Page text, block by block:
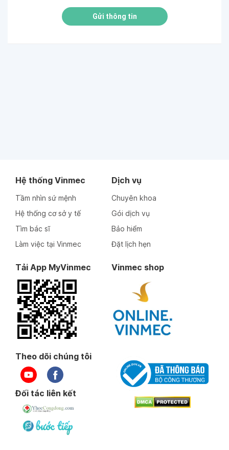
Gửi thông tin
Hệ thống Vinmec
Tầm nhìn sứ mệnh
Hệ thống cơ sở y tế
Tìm bác sĩ
Làm việc tại Vinmec
Dịch vụ
Chuyên khoa
Gói dịch vụ
Bảo hiểm
Đặt lịch hẹn
Tải App MyVinmec Vinmec shop
Theo dõi chúng tôi
Đối tác liên kết